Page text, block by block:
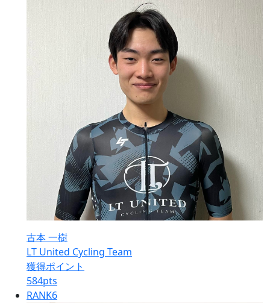
古本 一樹
LT United Cycling Team
獲得ポイント
584pts
RANK6